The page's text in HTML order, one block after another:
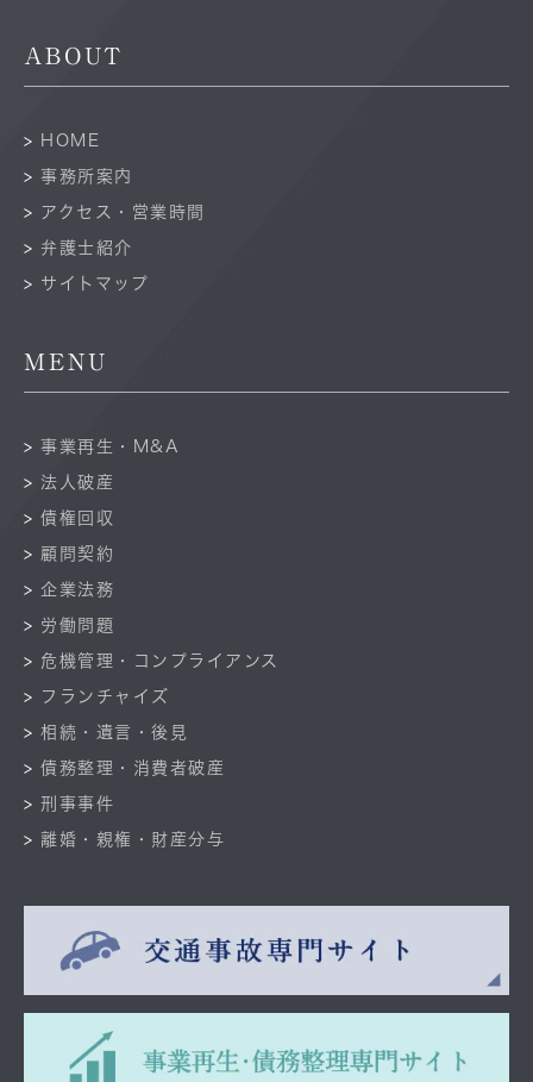
ABOUT
HOME
事務所案内
アクセス・営業時間
弁護士紹介
サイトマップ
MENU
事業再生・M&A
法人破産
債権回収
顧問契約
企業法務
労働問題
危機管理・コンプライアンス
フランチャイズ
相続・遺言・後見
債務整理・消費者破産
刑事事件
離婚・親権・財産分与